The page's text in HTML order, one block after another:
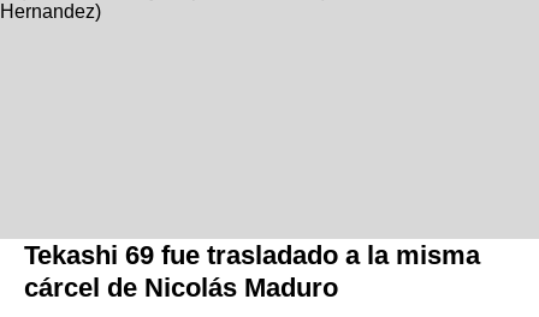
Tekashi 69 fue trasladado a la misma
cárcel de Nicolás Maduro